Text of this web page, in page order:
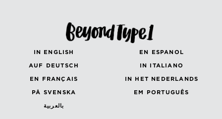
IN ENGLISH
EN ESPANOL
AUF DEUTSCH
IN ITALIANO
EN FRANÇAIS
IN HET NEDERLANDS
PÅ SVENSKA
EM PORTUGUÊS
بالعربية